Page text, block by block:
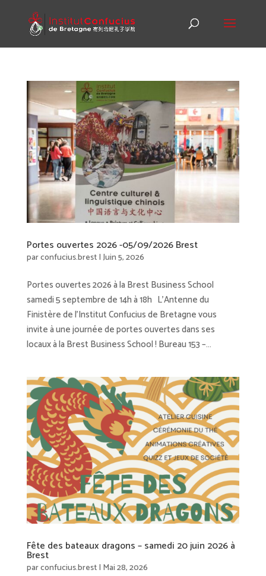
Portes ouvertes 2026 -05/09/2026 Brest
parconfucius.brest|Juin 5, 2026
Portes ouvertes 2026 à la Brest Business School
samedi 5 septembre de 14h à 18h L’Antenne du
Finistère de l’Institut Confucius de Bretagne vous
invite à une journée de portes ouvertes dans ses
locaux à la Brest Business School ! Bureau 153 –...
Fête des bateaux dragons – samedi 20 juin 2026 à
Brest
parconfucius.brest| Mai 28, 2026